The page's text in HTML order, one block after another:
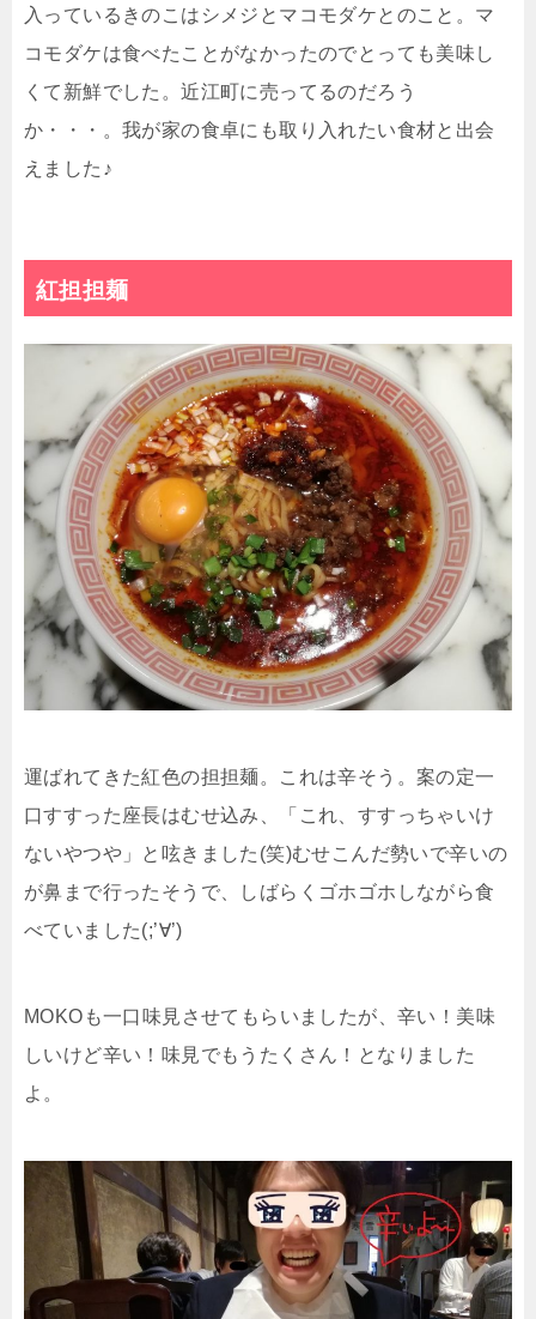
入っているきのこはシメジとマコモダケとのこと。マ
コモダケは食べたことがなかったのでとっても美味し
くて新鮮でした。近江町に売ってるのだろう
か・・・。我が家の食卓にも取り入れたい食材と出会
えました♪
紅担担麺
運ばれてきた紅色の担担麺。これは辛そう。案の定一
口すすった座長はむせ込み、「これ、すすっちゃいけ
ないやつや」と呟きました(笑)むせこんだ勢いで辛いの
が鼻まで行ったそうで、しばらくゴホゴホしながら食
べていました(;’∀’)
MOKOも一口味見させてもらいましたが、辛い！美味
しいけど辛い！味見でもうたくさん！となりました
よ。